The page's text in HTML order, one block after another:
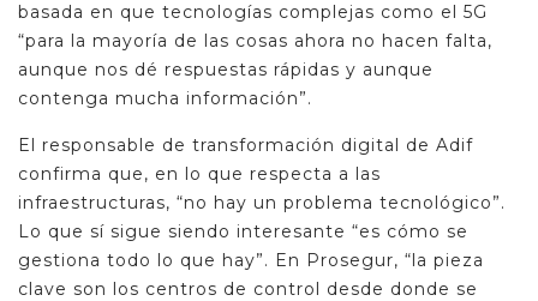
basada en que tecnologías complejas como el 5G
“para la mayoría de las cosas ahora no hacen falta,
aunque nos dé respuestas rápidas y aunque
contenga mucha información”.
El responsable de transformación digital de Adif
confirma que, en lo que respecta a las
infraestructuras, “no hay un problema tecnológico”.
Lo que sí sigue siendo interesante “es cómo se
gestiona todo lo que hay”. En Prosegur, “la pieza
clave son los centros de control desde donde se